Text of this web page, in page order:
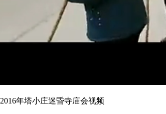
2016年塔小庄迷昏寺庙会视频